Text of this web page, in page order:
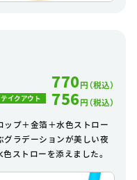
770円（税込）
テイクアウト 756円（税込）
プ＋金箔＋水色ストロー
ラデーションが美しい夜
ストローを添えました。